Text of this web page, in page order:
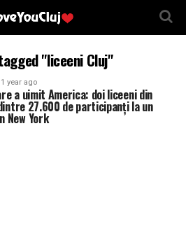
"liceeni Cluj"
1 year ago
a uimit America: doi liceeni din
27.600 de participanți la un
New York